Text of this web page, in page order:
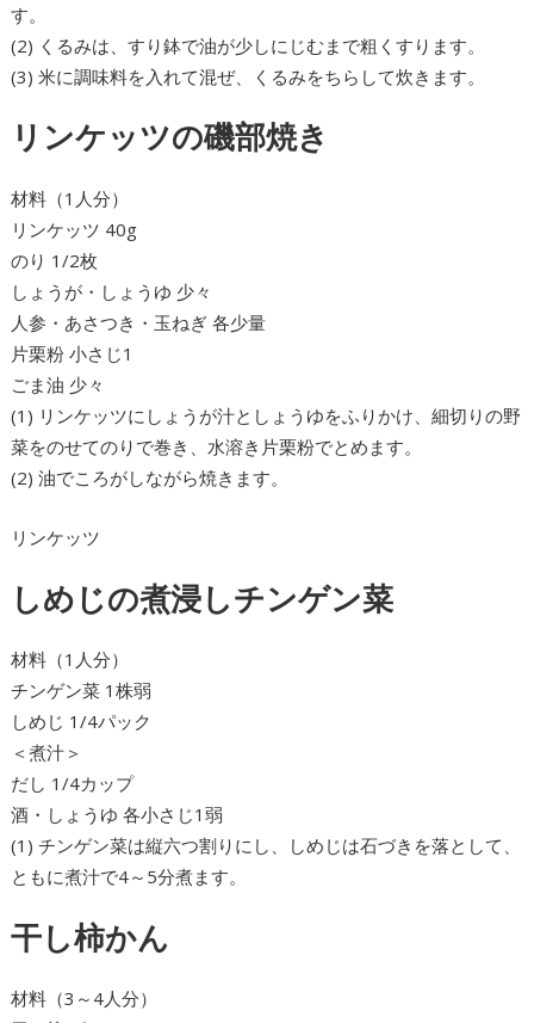
す。
(2) くるみは、すり鉢で油が少しにじむまで粗くすります。
(3) 米に調味料を入れて混ぜ、くるみをちらして炊きます。
リンケッツの磯部焼き
材料（1人分）
リンケッツ 40g
のり 1/2枚
しょうが・しょうゆ 少々
人参・あさつき・玉ねぎ 各少量
片栗粉 小さじ1
ごま油 少々
(1) リンケッツにしょうが汁としょうゆをふりかけ、細切りの野
菜をのせてのりで巻き、水溶き片栗粉でとめます。
(2) 油でころがしながら焼きます。
リンケッツ
しめじの煮浸しチンゲン菜
材料（1人分）
チンゲン菜 1株弱
しめじ 1/4パック
＜煮汁＞
だし 1/4カップ
酒・しょうゆ 各小さじ1弱
(1) チンゲン菜は縦六つ割りにし、しめじは石づきを落として、
ともに煮汁で4～5分煮ます。
干し柿かん
材料（3～4人分）